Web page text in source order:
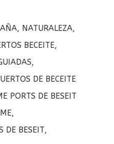
, NATURALEZA,
BECEITE,
,
DE BECEITE
PORTS DE BESEIT
,
DE BESEIT,